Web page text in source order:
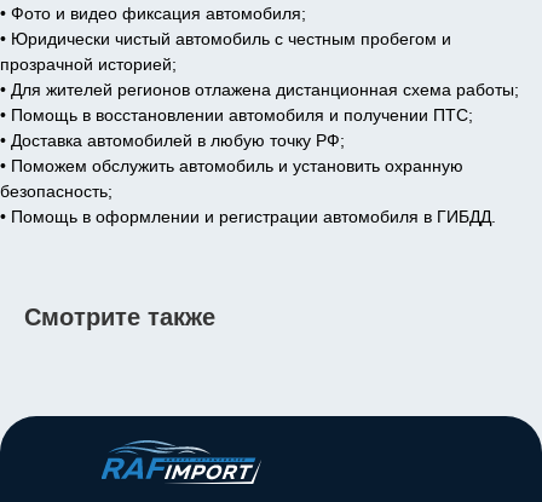
• Фото и видео фиксация автомобиля;
• Юридически чистый автомобиль с честным пробегом и
прозрачной историей;
• Для жителей регионов отлажена дистанционная схема работы;
• Помощь в восстановлении автомобиля и получении ПТС;
• Доставка автомобилей в любую точку РФ;
• Поможем обслужить автомобиль и установить охранную
безопасность;
• Помощь в оформлении и регистрации автомобиля в ГИБДД.
Смотрите также